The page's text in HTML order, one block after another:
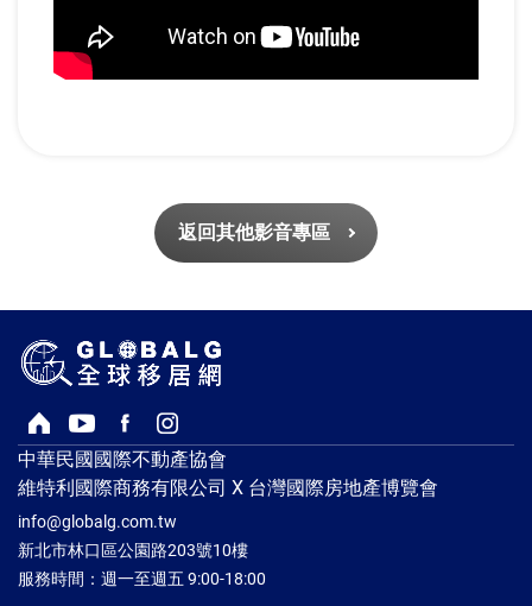
返回其他影音專區
回首頁Youtube頻道
Facebook粉絲專頁
Instagram
中華民國國際不動產協會
維特利國際商務有限公司 X 台灣國際房地產博覽會
info@globalg.com.tw
新北市林口區公園路203號10樓
服務時間：週一至週五 9:00-18:00